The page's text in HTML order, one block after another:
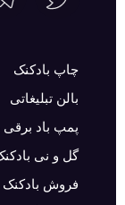
چاپ بادکنک
بالن تبلیغاتی
پمپ باد برقی
گل و نی
فروش بادکنک